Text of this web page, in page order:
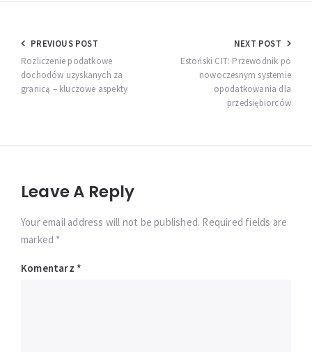
Nawigacja
wpisu
PREVIOUS POST
Rozliczenie podatkowe
dochodów uzyskanych za
granicą – kluczowe aspekty
NEXT POST
Estoński CIT: Przewodnik po
nowoczesnym systemie
opodatkowania dla
przedsiębiorców
Leave A Reply
Your email address will not be published. Required fields are
marked *
Komentarz *